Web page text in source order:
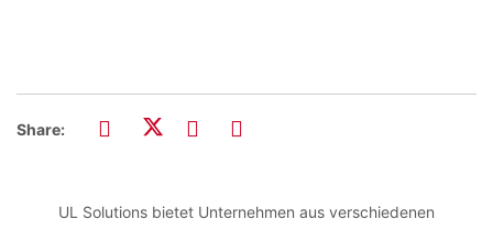
Share:
UL Solutions bietet Unternehmen aus verschiedenen